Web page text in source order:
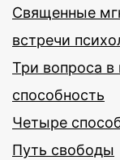
Священные
встречи
Три вопроса в
способность
Четыре
Путь свободы